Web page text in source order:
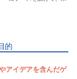
的
アイデアを含んだゲ